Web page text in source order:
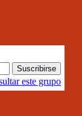
este grupo